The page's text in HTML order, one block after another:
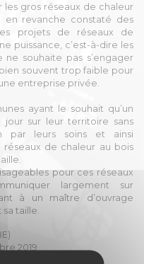
gros réseaux de chaleur
revanche constaté des
projets de réseaux de
puissance, c’est-à-dire les
souhaite pas s’engager
souvent trop faible pour
entreprise privée.
ayant le souhait qu’un
sur leur territoire sans
par leurs soins et ainsi
de chaleur au bois
pour ces réseaux
largement sur
à un maître d’ouvrage
taille.
2019